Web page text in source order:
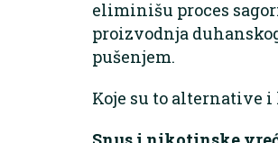
eliminišu proces
proizvodnja
pušenjem.
Koje su to alternative